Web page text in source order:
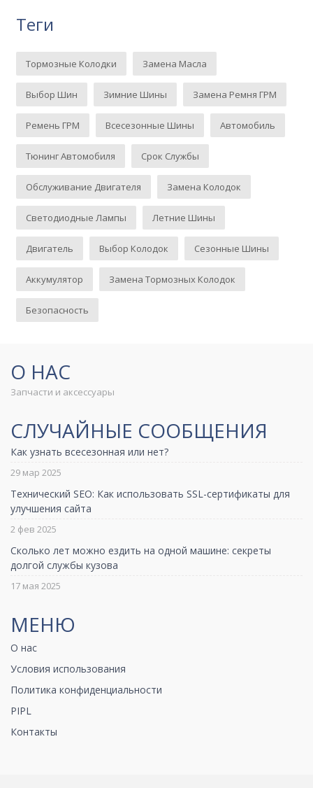
Теги
Тормозные Колодки Замена Масла
Выбор Шин Зимние Шины Замена Ремня ГРМ
Ремень ГРМ Всесезонные Шины Автомобиль
Тюнинг Автомобиля Срок Службы
Обслуживание Двигателя Замена Колодок
Светодиодные Лампы Летние Шины
Двигатель Выбор Колодок Сезонные Шины
Аккумулятор Замена Тормозных Колодок
Безопасность
О НАС
Запчасти и аксессуары
СЛУЧАЙНЫЕ СООБЩЕНИЯ
Как узнать всесезонная или нет?
29 мар 2025
Технический SEO: Как использовать SSL-сертификаты для
улучшения сайта
2 фев 2025
Сколько лет можно ездить на одной машине: секреты
долгой службы кузова
17 мая 2025
МЕНЮ
О нас
Условия использования
Политика конфиденциальности
PIPL
Контакты